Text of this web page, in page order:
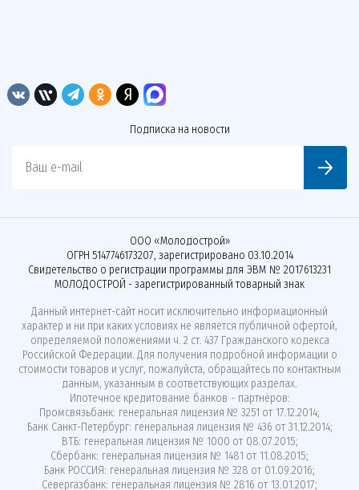
Подписка на новости
Ваш e-mail
ООО «Молодострой»
ОГРН 5147746173207, зарегистрировано 03.10.2014
Свидетельство о регистрации программы для ЭВМ № 2017613231
МОЛОДОСТРОЙ - зарегистрированный товарный знак
Данный интернет-сайт носит исключительно информационный
характер и ни при каких условиях не является публичной офертой,
определяемой положениями ч. 2 ст. 437 Гражданского кодекса
Российской Федерации. Для получения подробной информации о
стоимости товаров и услуг, пожалуйста, обращайтесь по контактным
данным, указанным в соответствующих разделах.
Ипотечное кредитование банков - партнёров:
Промсвязьбанк: генеральная лицензия № 3251 от 17.12.2014;
Банк Санкт-Петербург: генеральная лицензия № 436 от 31.12.2014;
ВТБ: генеральная лицензия № 1000 от 08.07.2015;
Сбербанк: генеральная лицензия № 1481 от 11.08.2015;
Банк РОССИЯ: генеральная лицензия № 328 от 01.09.2016;
Севергазбанк: генеральная лицензия № 2816 от 13.01.2017;